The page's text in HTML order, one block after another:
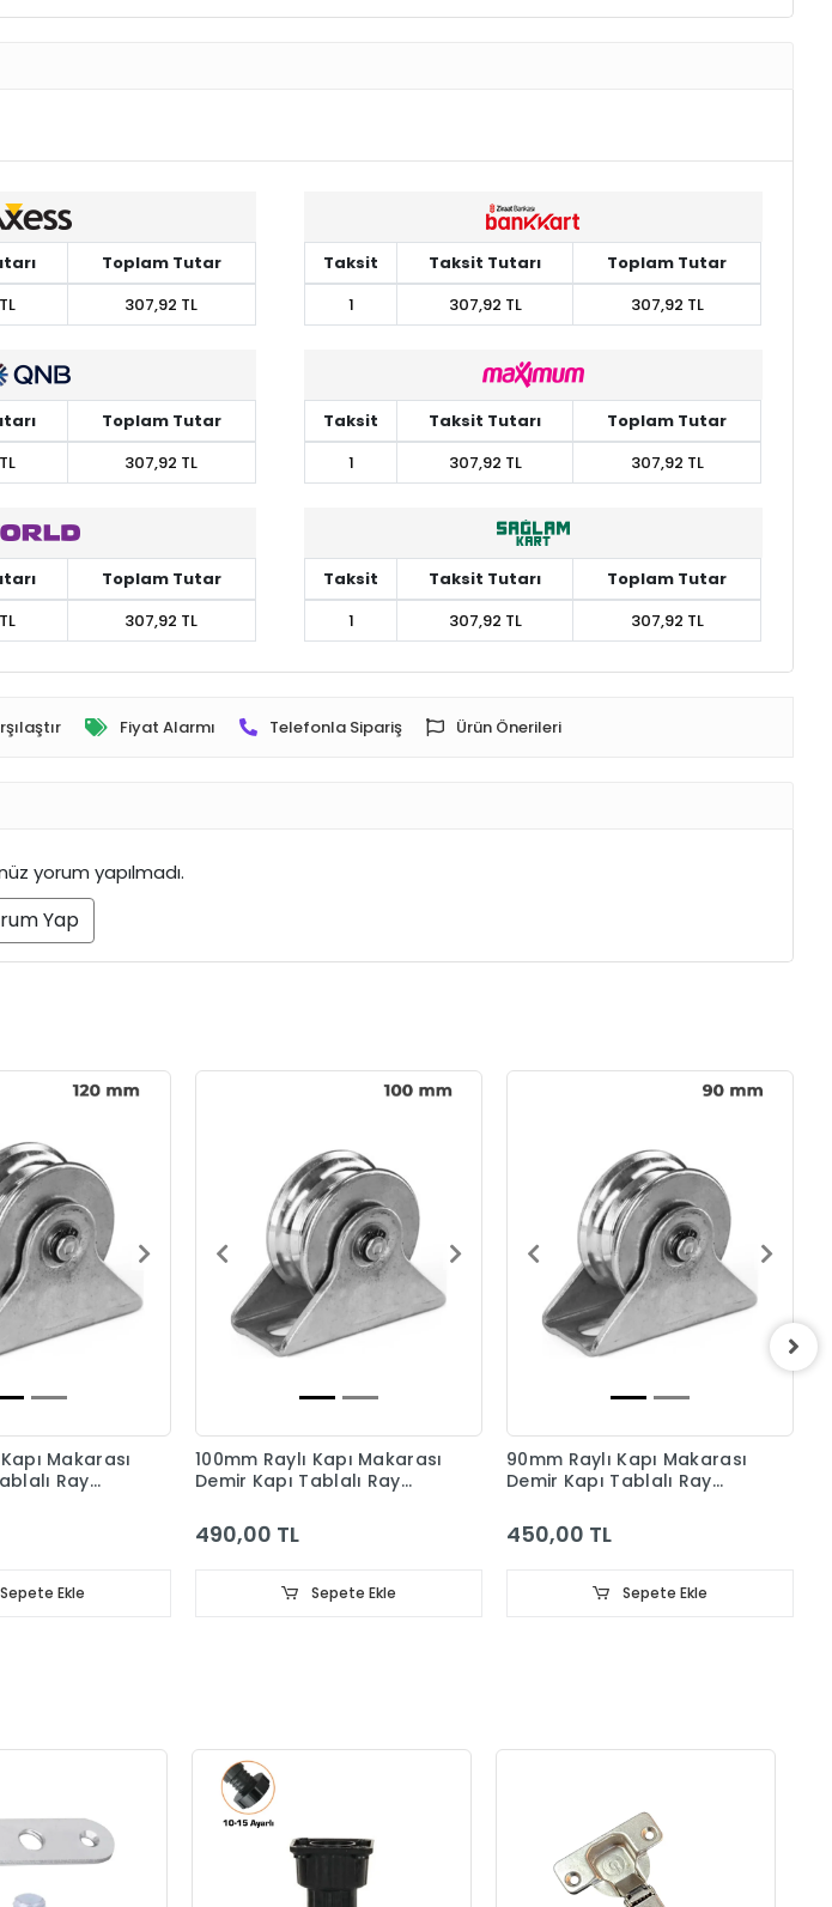
Toplam Tutar
307,92 TL
Taksit Taksit Tutarı
Toplam Tutar
1
307,92 TL 307,92 TL
Toplam Tutar
307,92 TL
Taksit Taksit Tutarı
Toplam Tutar
1
307,92 TL 307,92 TL
Toplam Tutar
307,92 TL
Taksit Taksit Tutarı
Toplam Tutar
1
307,92 TL 307,92 TL
Fiyat Alarmı Telefonla Sipariş Ürün Önerileri
yorum yapılmadı.
Yap
Makarası
Ray
Sepete Ekle
100mm Raylı Kapı Makarası
Demir Kapı Tablalı Ray
490,00 TL
Sepete Ekle
90mm Raylı Kapı Makarası
Demir Kapı Tablalı Ray
450,00 TL
Sepete Ekle